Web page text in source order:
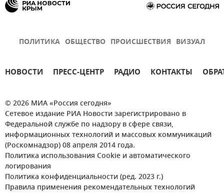
ПОЛИТИКА ОБЩЕСТВО ПРОИСШЕСТВИЯ ВИЗУАЛ
НОВОСТИ ПРЕСС-ЦЕНТР РАДИО КОНТАКТЫ
© 2026 МИА «Россия сегодня»
Сетевое издание РИА Новости зарегистрировано в
Федеральной службе по надзору в сфере связи,
информационных технологий и массовых коммуникаций
(Роскомнадзор) 08 апреля 2014 года.
Политика использования Cookie и автоматического
логирования
Политика конфиденциальности (ред. 2023 г.)
Правила применения рекомендательных технологий